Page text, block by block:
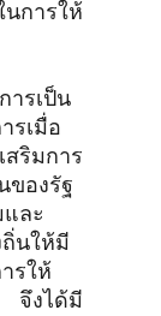
การให้
ารเป็น
รเมื่อ
ริมการ
ของรัฐ
ละ
นให้มี
รให้
จึงได้มี